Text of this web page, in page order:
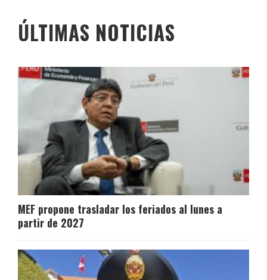
ÚLTIMAS NOTICIAS
MEF propone trasladar los feriados al lunes a
partir de 2027